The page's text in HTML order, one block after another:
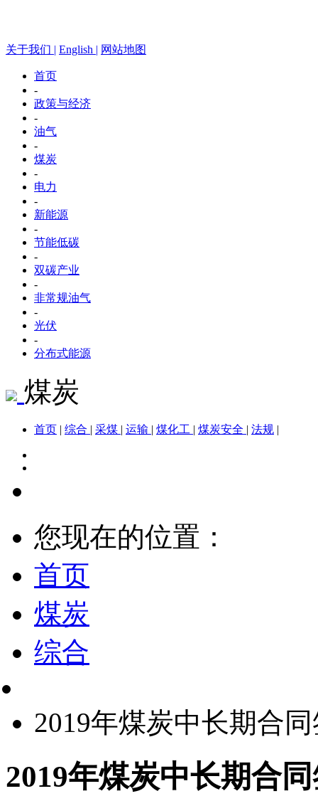
关于我们 | English | 网站地图
首页
-
政策与经济
-
油气
-
煤炭
-
电力
-
新能源
-
节能低碳
-
双碳产业
-
非常规油气
-
光伏
-
分布式能源
煤炭
首页 | 综合 | 采煤 | 运输 | 煤化工 | 煤炭安全 | 法规 |
您现在的位置：
首页
煤炭
综合
2019年煤炭中长期合
2019年煤炭中长期合